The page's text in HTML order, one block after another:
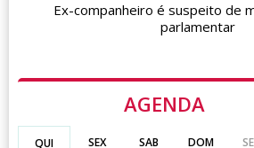
AGENDA
QUI SEX SAB DOM
Ex-companheiro é suspeito de
parlamentar